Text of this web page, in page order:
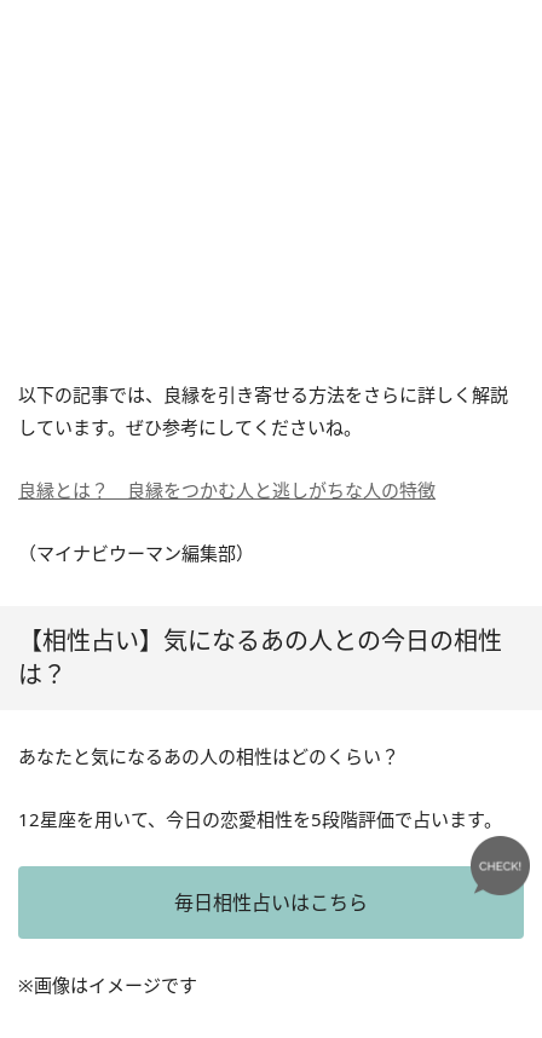
以下の記事では、良縁を引き寄せる方法をさらに詳しく解説
しています。ぜひ参考にしてくださいね。
良縁とは？ 良縁をつかむ人と逃しがちな人の特徴
（マイナビウーマン編集部）
【相性占い】気になるあの人との今日の相性
は？
あなたと気になるあの人の相性はどのくらい？
12星座を用いて、今日の恋愛相性を5段階評価で占います。
毎日相性占いはこちら
※画像はイメージです